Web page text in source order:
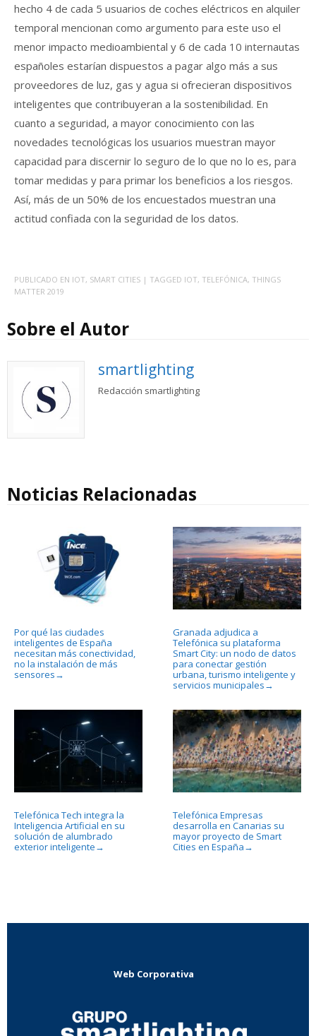
hecho 4 de cada 5 usuarios de coches eléctricos en alquiler
temporal mencionan como argumento para este uso el
menor impacto medioambiental y 6 de cada 10 internautas
españoles estarían dispuestos a pagar algo más a sus
proveedores de luz, gas y agua si ofrecieran dispositivos
inteligentes que contribuyeran a la sostenibilidad. En
cuanto a seguridad, a mayor conocimiento con las
novedades tecnológicas los usuarios muestran mayor
capacidad para discernir lo seguro de lo que no lo es, para
tomar medidas y para primar los beneficios a los riesgos.
Así, más de un 50% de los encuestados muestran una
actitud confiada con la seguridad de los datos.
PUBLICADO EN IOT, SMART CITIES | TAGGED IOT, TELEFÓNICA, THINGS
MATTER 2019
Sobre el Autor
smartlighting
Redacción smartlighting
Noticias Relacionadas
Por qué las ciudades
inteligentes de España
necesitan más conectividad,
no la instalación de más
sensores →
Granada adjudica a
Telefónica su plataforma
Smart City: un nodo de datos
para conectar gestión
urbana, turismo inteligente y
servicios municipales →
Telefónica Tech integra la
Inteligencia Artificial en su
solución de alumbrado
exterior inteligente →
Telefónica Empresas
desarrolla en Canarias su
mayor proyecto de Smart
Cities en España →
Web Corporativa